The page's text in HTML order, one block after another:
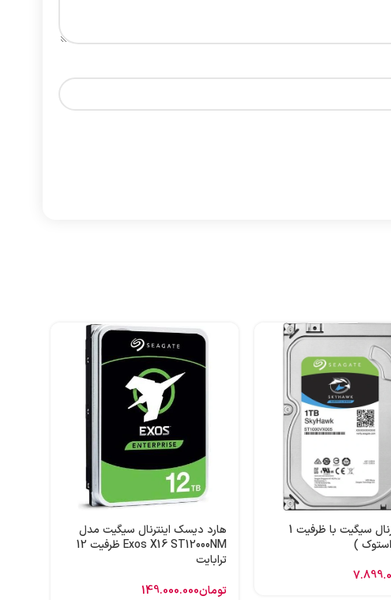
هارد اینترنال سیگیت با ظرفیت 1
)
هارد دیسک اینترنال سیگیت مدل
Exos X16 ST12000NM ظرفیت 12
ترابایت
تومان149.000.000